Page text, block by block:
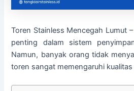
Toren Stainless Mencegah Lumut
penting dalam sistem
Namun, banyak orang tidak
toren sangat memengaruhi